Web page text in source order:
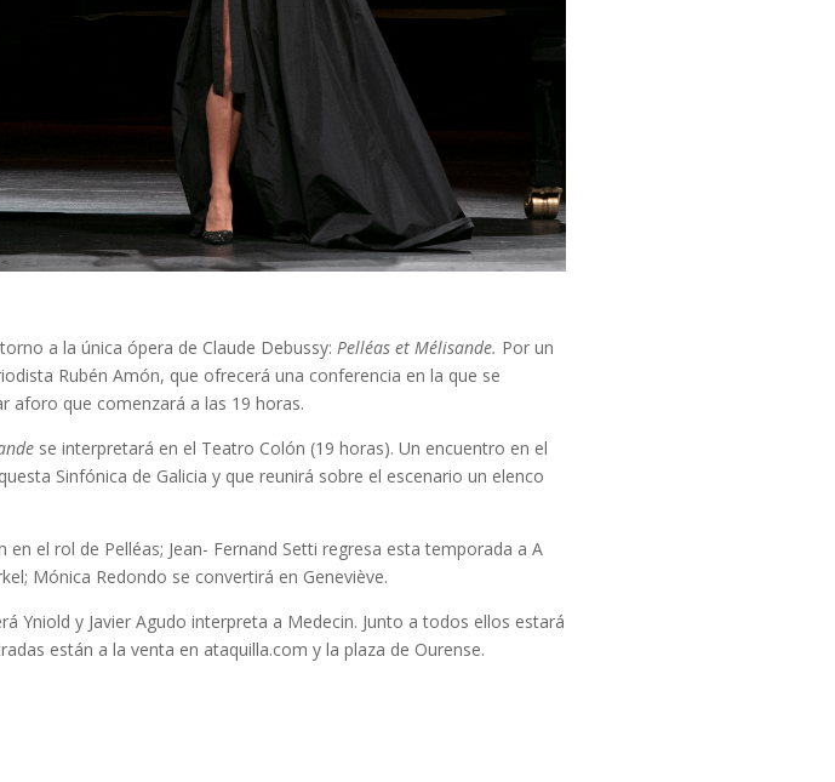
a la única ópera de Claude Debussy: Pelléas et Mélisande. Por un
Rubén Amón, que ofrecerá una conferencia en la que se
aforo que comenzará a las 19 horas.
se interpretará en el Teatro Colón (19 horas). Un encuentro en el
Sinfónica de Galicia y que reunirá sobre el escenario un elenco
el rol de Pelléas; Jean- Fernand Setti regresa esta temporada a A
Mónica Redondo se convertirá en Geneviève.
Yniold y Javier Agudo interpreta a Medecin. Junto a todos ellos estará
están a la venta en ataquilla.com y la plaza de Ourense.